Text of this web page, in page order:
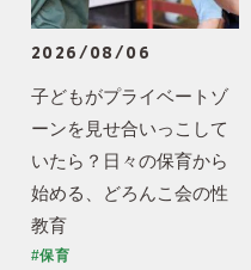
2026/08/06
子どもがプライベートゾ
ーンを見せ合いっこして
いたら？日々の保育から
始める、どろんこ会の性
教育
#保育